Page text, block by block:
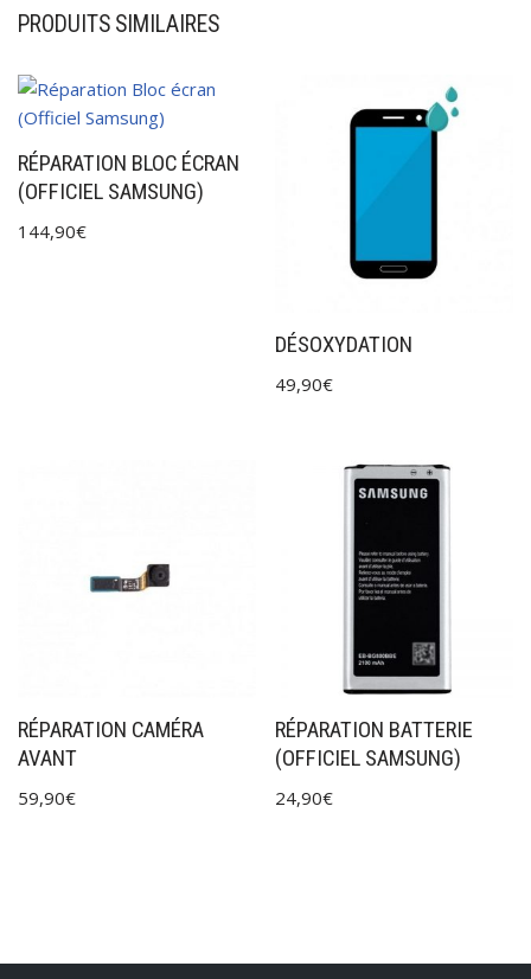
PRODUITS SIMILAIRES
RÉPARATION BLOC ÉCRAN
(OFFICIEL SAMSUNG)
144,90€
DÉSOXYDATION
49,90€
RÉPARATION CAMÉRA
AVANT
59,90€
RÉPARATION BATTERIE
(OFFICIEL SAMSUNG)
24,90€